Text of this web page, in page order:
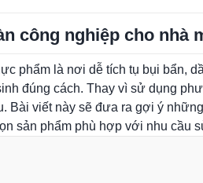
công nghiệp cho nhà
phẩm là nơi dễ tích tụ bụi bẩn,
đúng cách. Thay vì sử dụng
Bài viết này sẽ đưa ra gợi ý
sản phẩm phù hợp với nhu cầu